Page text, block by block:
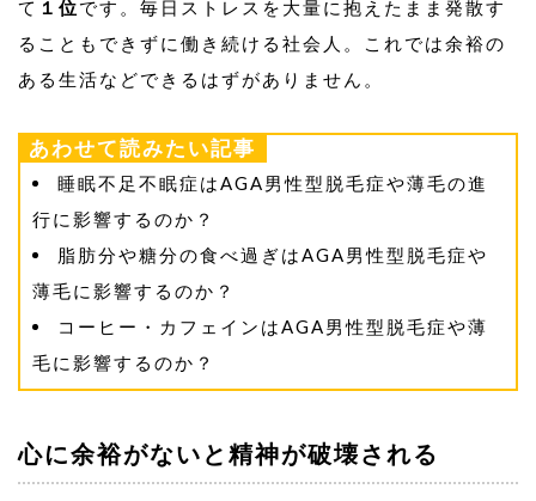
て １位です。毎日ストレスを大量に抱えたまま発散す
ることもできずに働き続ける社会人。これでは余裕の
ある生活などできるはずがありません。
あわせて読みたい記事
睡眠不足不眠症はAGA男性型脱毛症や薄毛の進
行に影響するのか？
脂肪分や糖分の食べ過ぎはAGA男性型脱毛症や
薄毛に影響するのか？
コーヒー・カフェインはAGA男性型脱毛症や薄
毛に影響するのか？
心に余裕がないと精神が破壊される